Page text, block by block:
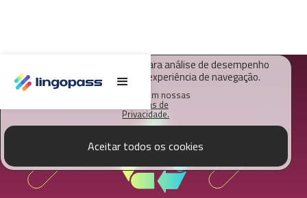
O Lingopass utiliza cookies para análise de desempenho
deste site e melhorar sua experiência de navegação.
Saiba mais em nossas
Políticas de
Privacidade.
Aceitar todos os cookies